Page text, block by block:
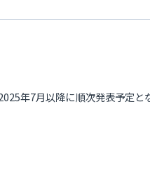
年7月以降に順次発表予定と